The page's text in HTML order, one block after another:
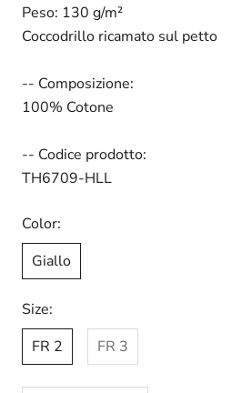
Peso: 130 g/m²
Coccodrillo ricamato sul petto
-- Composizione:
100% Cotone
-- Codice prodotto:
TH6709-HLL
Color:
Giallo
Size:
FR 2
FR 3